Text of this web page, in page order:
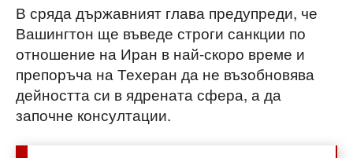
В сряда държавният глава предупреди, че
Вашингтон ще въведе строги санкции по
отношение на Иран в най-скоро време и
препоръча на Техеран да не възобновява
дейността си в ядрената сфера, а да
започне консултации.